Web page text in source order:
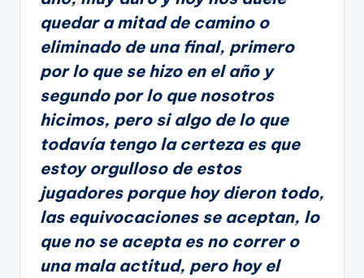
quedar a mitad de camino o
eliminado de una final, primero
por lo que se hizo en el año y
segundo por lo que nosotros
hicimos, pero si algo de lo que
todavía tengo la certeza es que
estoy orgulloso de estos
jugadores porque hoy dieron todo,
las equivocaciones se aceptan, lo
que no se acepta es no correr o
una mala actitud, pero hoy el